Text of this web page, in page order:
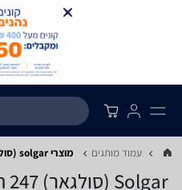
עמוד מותגים מוצרי solgar (סולגאר) בזאפ
Solgar (סולגאר) 247 תוצאות